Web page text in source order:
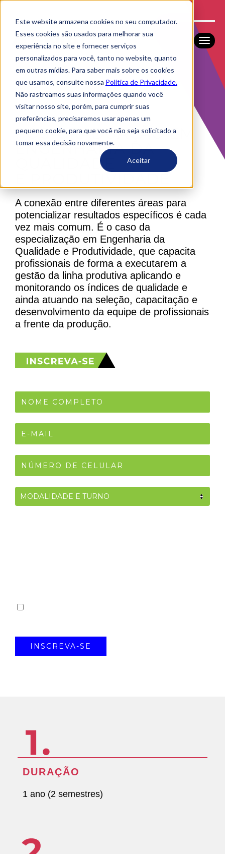
Este website armazena cookies no seu computador.
Esses cookies são usados ​​para melhorar sua
experiência no site e fornecer serviços
personalizados para você, tanto no website, quanto
em outras mídias. Para saber mais sobre os cookies
que usamos, consulte nossa Política de Privacidade.
Não rastreamos suas informações quando você
visitar nosso site, porém, para cumprir suas
preferências, precisaremos usar apenas um
pequeno cookie, para que você não seja solicitado a
tomar essa decisão novamente.
Aceitar
PÓS-GRADUAÇÃO EM
ENGENHARIA DA
QUALIDADE
A conexão entre diferentes áreas para
potencializar resultados específicos é cada
vez mais comum. É o caso da
especialização em Engenharia da
Qualidade e Produtividade, que capacita
profissionais de forma a executarem a
gestão da linha produtiva aplicando e
monitorando os índices de qualidade e
ainda atuando na seleção, capacitação e
desenvolvimento da equipe de profissionais
a frente da produção.
DURAÇÃO
1 ano (2 semestres)